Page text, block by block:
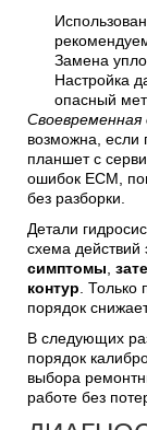
Замена
Настройка
опасный
Своевременная
возможна, если
планшет с
ошибок ECM,
без разборки.
Детали
схема действий
симптомы
контур .
порядок
В следующих
порядок
выбора
работе без